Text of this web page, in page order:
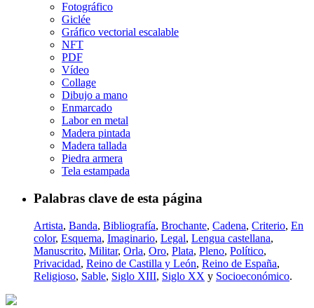
Fotográfico
Giclée
Gráfico vectorial escalable
NFT
PDF
Vídeo
Collage
Dibujo a mano
Enmarcado
Labor en metal
Madera pintada
Madera tallada
Piedra armera
Tela estampada
Palabras clave de esta página
Artista, Banda, Bibliografía, Brochante, Cadena, Criterio, En
color, Esquema, Imaginario, Legal, Lengua castellana,
Manuscrito, Militar, Orla, Oro, Plata, Pleno, Político,
Privacidad, Reino de Castilla y León, Reino de España,
Religioso, Sable, Siglo XIII, Siglo XX y Socioeconómico.